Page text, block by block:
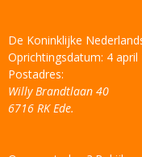
De Koninklijke
Oprichtingsdatum: 4 april
Postadres:
Willy Brandtlaan 40
6716 RK Ede.